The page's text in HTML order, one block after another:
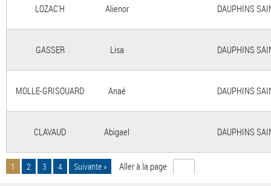
LOZAC'H Alienor DAUPHINS
GASSER Lisa DAUPHINS
MOLLE-GRISOUARD Anaé DAUPHINS
CLAVAUD Abigael DAUPHINS
1 2 3 4 Suivante » Aller à la page